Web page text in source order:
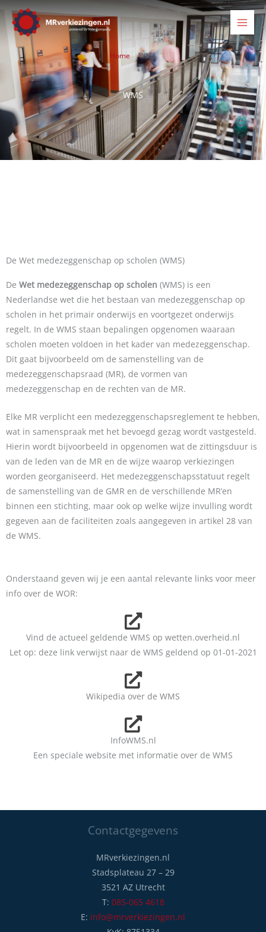
Ga
naar
inhoud
Home WMS
WMS
De Wet medezeggenschap op scholen (WMS)
De Wet medezeggenschap op scholen (WMS) is een
Nederlandse wet die het bestaan van medezeggenschap op
scholen in het primair onderwijs en voortgezet onderwijs
regelt. In de WMS staan bepalingen opgenomen waaraan
scholen moeten voldoen in het kader van medezeggenschap.
Dit gaat bijvoorbeeld om de samenstelling van de
medezeggenschapsraad (MR), de vormen van
medezeggenschap en de rechten van de MR.
Elke MR verplicht een medezeggenschapsreglement te hebben,
wat in samenspraak met het bevoegd gezag wordt vastgesteld.
Hierin wordt bijvoorbeeld in opgenomen wat de zittingsduur is
van de leden van de MR en de wijze waarop verkiezingen
worden georganiseerd. Het medezeggenschapsstatuut regelt
de samenstelling van de GMR en de verschillende MR’en
binnen een stichting, maar ook op welke wijze invulling wordt
gegeven aan de faciliteiten zoals aangegeven in artikel 28 van
de WMS.
Onderstaand geven wij je een aantal relevante links voor meer
info over de WOR:
Vind de actueel geldende WMS op wetten.overheid.nl
Let op: deze link verwijst naar de WMS geldend op 01-01-2021
Wikipedia over de WMS
InfoWMS.nl
Een speciale website met informatie over de WMS
Contactgegevens
MRverkiezingen.nl
Stadsplateau 27 – 29
3521 AZ Utrecht
T: 085-065 4618
E: info@mrverkiezingen.nl